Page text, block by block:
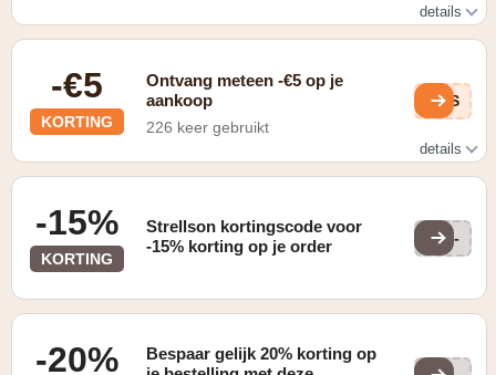
details
-€5
KORTING
Ontvang meteen -€5 op je
aankoop
226 keer gebruikt
DAS
details
-15%
KORTING
Strellson kortingscode voor
-15% korting op je order
NL-
-20%
Bespaar gelijk 20% korting op